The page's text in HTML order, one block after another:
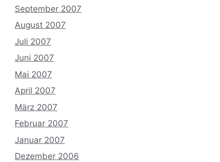
September 2007
August 2007
Juli 2007
Juni 2007
Mai 2007
April 2007
März 2007
Februar 2007
Januar 2007
Dezember 2006